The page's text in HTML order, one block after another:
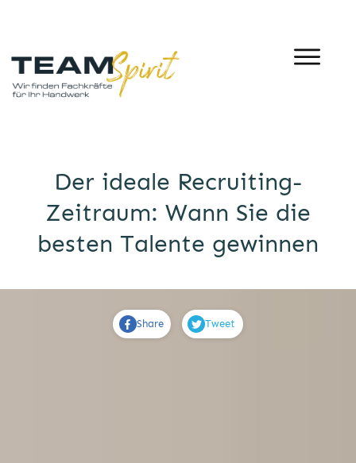
Der ideale Recruiting-
Zeitraum: Wann Sie die
besten Talente gewinnen
Share Tweet